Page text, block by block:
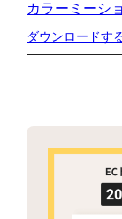
カラーミーシ
ダウンロードす